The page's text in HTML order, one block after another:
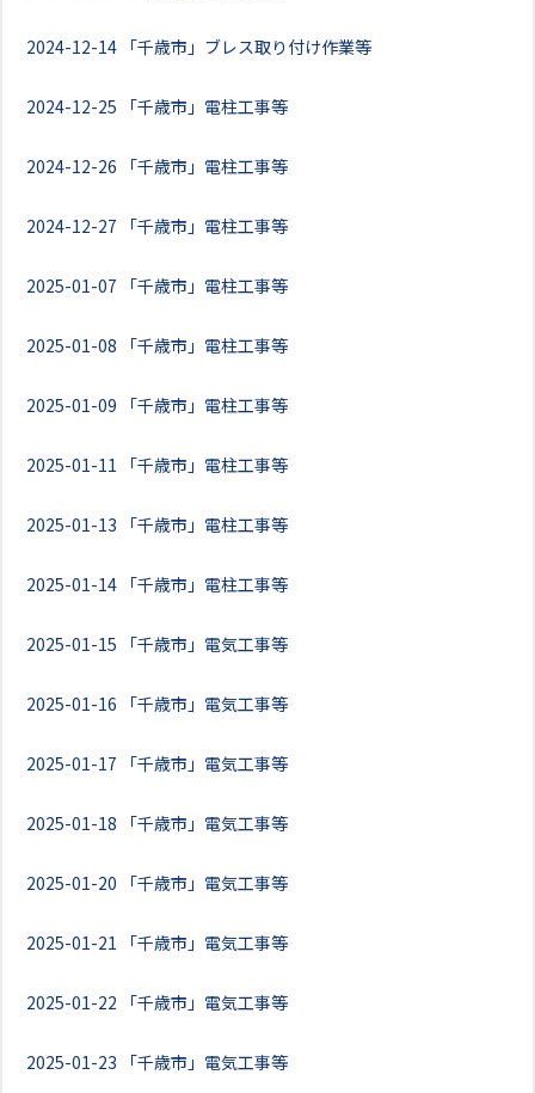
2024-12-14 「千歳市」ブレス取り付け作業等
2024-12-25 「千歳市」電柱工事等
2024-12-26 「千歳市」電柱工事等
2024-12-27 「千歳市」電柱工事等
2025-01-07 「千歳市」電柱工事等
2025-01-08 「千歳市」電柱工事等
2025-01-09 「千歳市」電柱工事等
2025-01-11 「千歳市」電柱工事等
2025-01-13 「千歳市」電柱工事等
2025-01-14 「千歳市」電柱工事等
2025-01-15 「千歳市」電気工事等
2025-01-16 「千歳市」電気工事等
2025-01-17 「千歳市」電気工事等
2025-01-18 「千歳市」電気工事等
2025-01-20 「千歳市」電気工事等
2025-01-21 「千歳市」電気工事等
2025-01-22 「千歳市」電気工事等
2025-01-23 「千歳市」電気工事等